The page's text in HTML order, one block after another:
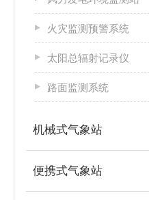
火灾监测预警系统
太阳总辐射记录仪
路面监测系统
机械式气象站
便携式气象站